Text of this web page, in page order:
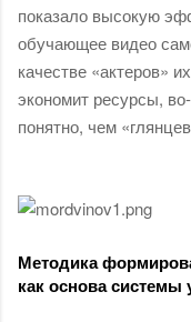
показало высокую
обучающее видео
качестве «актеров»
экономит ресурсы,
понятно, чем
Методика
как основа